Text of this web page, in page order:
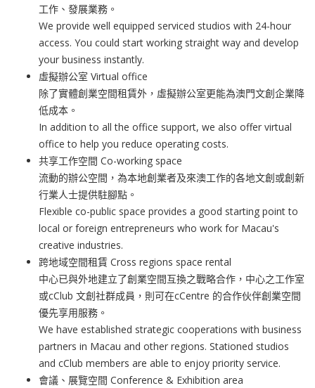
工作、發展業務。
We provide well equipped serviced studios with 24-hour
access. You could start working straight way and develop
your business instantly.
虛擬辦公室 Virtual office
除了實體創業空間租賃外，虛擬辦公室更能為澳門文創企業降
低成本。
In addition to all the office support, we also offer virtual
office to help you reduce operating costs.
共享工作空間 Co-working space
流動的辦公空間，為本地創業者及來澳工作的各地文創或創新
行業人士提供駐腳點。
Flexible co-public space provides a good starting point to
local or foreign entrepreneurs who work for Macau's
creative industries.
跨地域空間租賃 Cross regions space rental
中心已與外地建立了創業空間互換之戰略合作，中心之工作室
或cClub 文創社群成員，則可在cCentre 的合作伙伴創業空間
優先享用服務。
We have established strategic cooperations with business
partners in Macau and other regions. Stationed studios
and cClub members are able to enjoy priority service.
會議、展覽空間 Conference & Exhibition area